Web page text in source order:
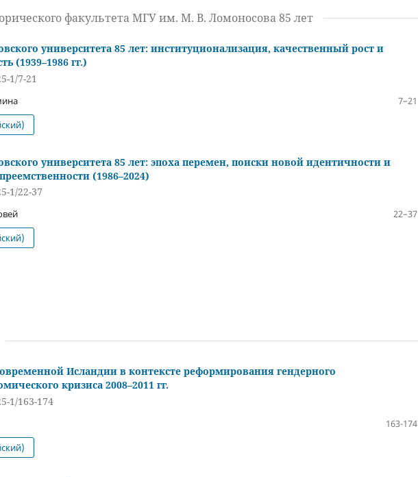
факультета МГУ им. М. В. Ломоносова 85 лет
университета 85 лет: институционализация, качественный рост и
(1939–1986 гг.)
1/7-21
7–21
университета 85 лет: эпоха перемен, поиски новой идентичности и
(1986–2024)
1/22-37
22–37
Исландии в контексте реформирования гендерного
кризиса 2008–2011 гг.
1/163-174
163-174